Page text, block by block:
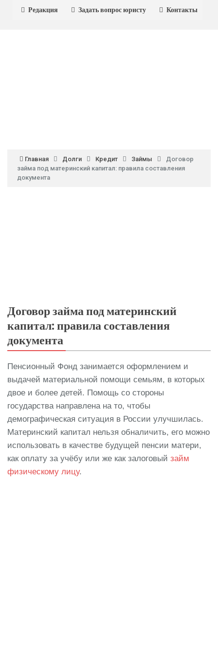
Редакция Задать вопрос юристу Контакты
Главная Долги Кредит Займы
Договор
займа под материнский капитал: правила составления
документа
Договор займа под материнский
капитал: правила составления
документа
Пенсионный Фонд занимается оформлением и
выдачей материальной помощи семьям, в которых
двое и более детей. Помощь со стороны
государства направлена на то, чтобы
демографическая ситуация в России улучшилась.
Материнский капитал нельзя обналичить, его можно
использовать в качестве будущей пенсии матери,
как оплату за учёбу или же как залоговый займ
физическому лицу.